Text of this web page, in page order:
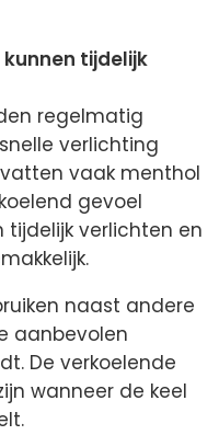
tijdelijk
regelmatig
verlichting
vaak menthol
gevoel
verlichten en
naast andere
aanbevolen
De verkoelende
wanneer de keel